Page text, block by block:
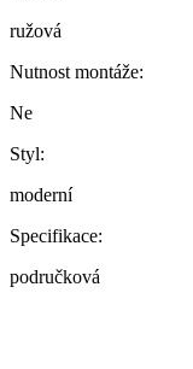
ružová
Nutnost montáže:
Ne
Styl:
moderní
Specifikace:
područková